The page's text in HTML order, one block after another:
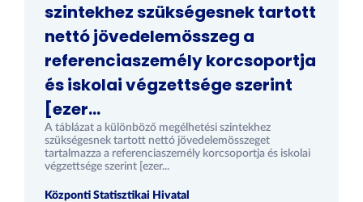
szintekhez szükségesnek tartott
nettó jövedelemösszeg a
referenciaszemély korcsoportja
és iskolai végzettsége szerint
[ezer...
A táblázat a különböző megélhetési szintekhez
szükségesnek tartott nettó jövedelemösszeget
tartalmazza a referenciaszemély korcsoportja és iskolai
végzettsége szerint [ezer...
Központi Statisztikai Hivatal